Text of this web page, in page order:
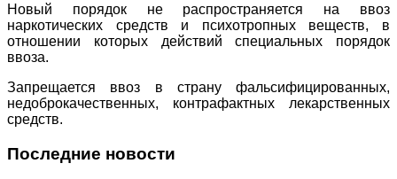
Новый порядок не распространяется на ввоз
наркотических средств и психотропных веществ, в
отношении которых действий специальных порядок
ввоза.
Запрещается ввоз в страну фальсифицированных,
недоброкачественных, контрафактных лекарственных
средств.
Последние новости